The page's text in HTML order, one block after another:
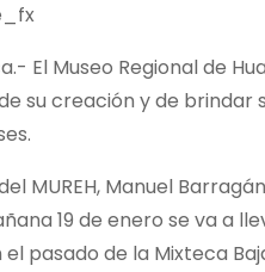
El Museo Regional de
su creación y de
MUREH, Manuel
19 de enero se va a
el pasado de la Mixteca